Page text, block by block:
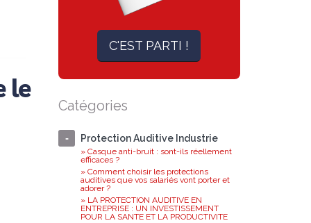
le
C'EST PARTI !
Catégories
Protection Auditive Industrie
» Casque anti-bruit : sont-ils réellement
efficaces ?
» Comment choisir les protections
auditives que vos salariés vont porter et
adorer ?
» LA PROTECTION AUDITIVE EN
ENTREPRISE : UN INVESTISSEMENT
POUR LA SANTE ET LA PRODUCTIVITE